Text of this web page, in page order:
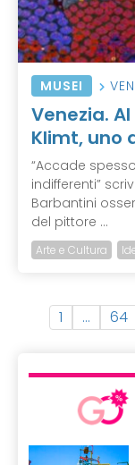
MUSEI
Venezia.
Klimt, uno
“Accade
indifferenti”
Barbantini
del pittore ...
Arte e Cultura
1 … 64